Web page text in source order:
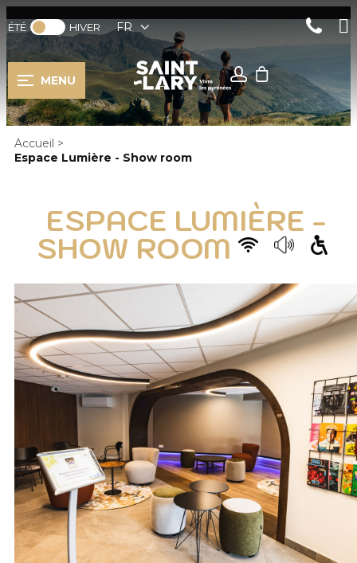
ÉTÉ HIVER FR
MENU
Accueil >
Espace Lumière - Show room
ESPACE LUMIÈRE -
SHOW ROOM